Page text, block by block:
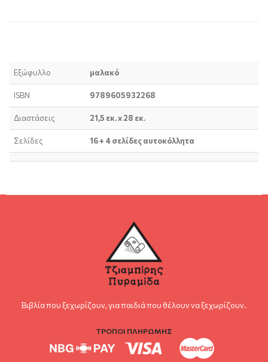
Εξώφυλλο μαλακό
ISBN 9789605932268
Διαστάσεις 21,5 εκ. x 28 εκ.
Σελίδες 16 + 4 σελίδες αυτοκόλλητα
Βιβλία που ξεχωρίζουν, για παιδιά που θέλουν να ξεχωρίζουν.
ΤΡΟΠΟΙ ΠΛΗΡΩΜΗΣ